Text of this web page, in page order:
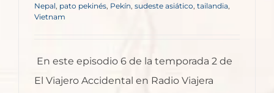
Nepal pato pekinés Pekín sudeste asiático tailandia
Vietnam
En este episodio 6 de la temporada 2 de
El Viajero Accidental en Radio Viajera